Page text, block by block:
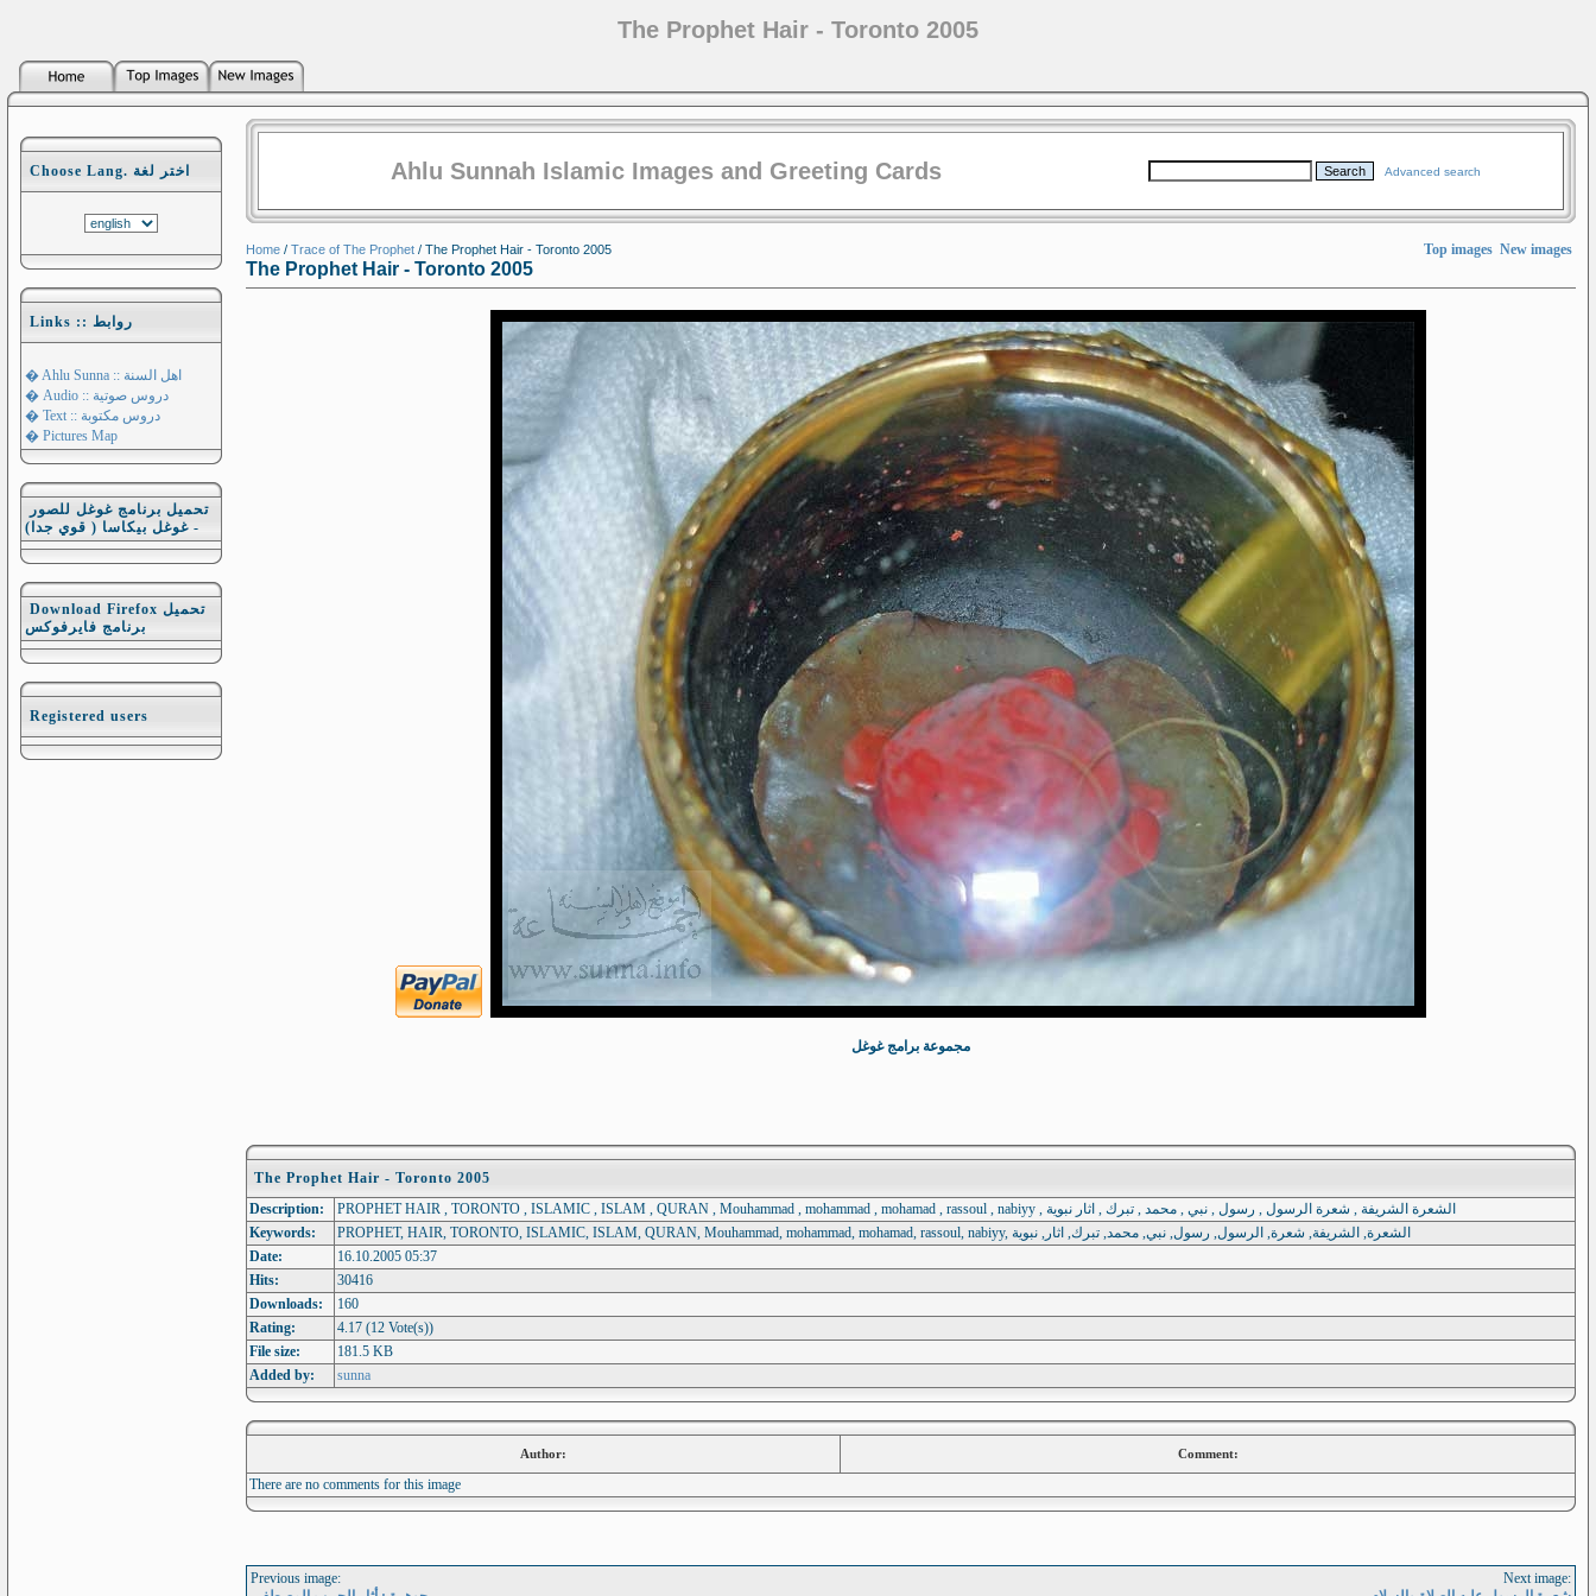
The Prophet Hair - Toronto 2005
Choose Lang. اختر لغة
Links :: روابط
� Ahlu Sunna :: اهل السنة
� Audio :: دروس صوتية
� Text :: دروس مكتوبة
� Pictures Map
تحميل برنامج غوغل للصور
- غوغل بيكاسا ( قوي جدا)
Download Firefox تحميل
برنامج فايرفوكس
Registered users
Ahlu Sunnah Islamic Images and Greeting Cards Advanced search
Home / Trace of The Prophet / The Prophet Hair - Toronto 2005 Top images New images
The Prophet Hair - Toronto 2005
مجموعة برامج غوغل
The Prophet Hair - Toronto 2005
Description:
PROPHET HAIR , TORONTO , ISLAMIC , ISLAM , QURAN , Mouhammad , mohammad , mohamad , rassoul , nabiyy , الشعرة الشريفة , شعرة الرسول , رسول , نبي , محمد , تبرك , اثار نبوية
Keywords:
PROPHET, HAIR, TORONTO, ISLAMIC, ISLAM, QURAN, Mouhammad, mohammad, mohamad, rassoul, nabiyy, الشعرة, الشريفة, شعرة, الرسول, رسول, نبي, محمد, تبرك, اثار, نبوية
Date:
16.10.2005 05:37
Hits:
30416
Downloads:
160
Rating:
4.17 (12 Vote(s))
File size:
181.5 KB
Added by:
sunna
Author: Comment:
There are no comments for this image
Previous image:
Next image: